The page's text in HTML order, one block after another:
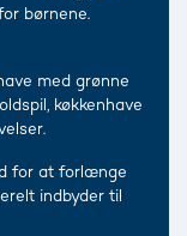
børnene.
med grønne
køkkenhave
for at forlænge
indbyder til